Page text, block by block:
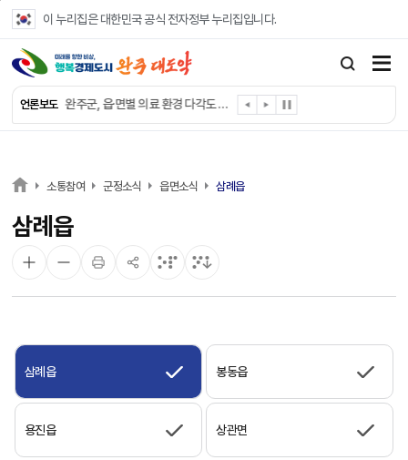
이 누리집은 대한민국 공식 전자정부 누리집입니다.
언론보도
완주군, ‘수의계약 총량제’ 개편 운영
완주군 청소년, 초록우산 지원으로 치과 치료
완주군, 읍·면별 의료 환경 다각도 진단한다
완주군, 모바일 헬스케어 “내 건강 변화 직접 확인”
전북은행, 완주군에 ‘시원키트’ 60세트 기탁
소통참여 군정소식 읍면소식 삼례읍
삼례읍
삼례읍 봉동읍
용진읍 상관면